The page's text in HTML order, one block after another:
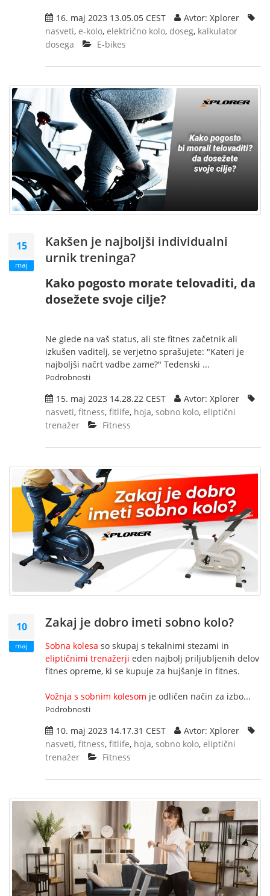
16. maj 2023 13.05.05 CEST
Avtor: Xplorer
nasveti, e-kolo, električno kolo, doseg, kalkulator
dosega
E-bikes
15
maj
Kakšen je najboljši individualni
urnik treninga?
Kako pogosto morate telovaditi, da
dosežete svoje cilje?
Ne glede na vaš status, ali ste fitnes začetnik ali
izkušen vaditelj, se verjetno sprašujete: "Kateri je
najboljši načrt vadbe zame?" Tedenski ...
Podrobnosti
15. maj 2023 14.28.22 CEST
Avtor: Xplorer
nasveti, fitness, fitlife, hoja, sobno kolo, eliptični
trenažer
Fitness
10
maj
Zakaj je dobro imeti sobno kolo?
Sobna kolesa so skupaj s tekalnimi stezami in
eliptičnimi trenažerji eden najbolj priljubljenih delov
fitnes opreme, ki se kupuje za hujšanje in fitnes.
Vožnja s sobnim kolesom je odličen način za izbo...
Podrobnosti
10. maj 2023 14.17.31 CEST
Avtor: Xplorer
nasveti, fitness, fitlife, hoja, sobno kolo, eliptični
trenažer
Fitness